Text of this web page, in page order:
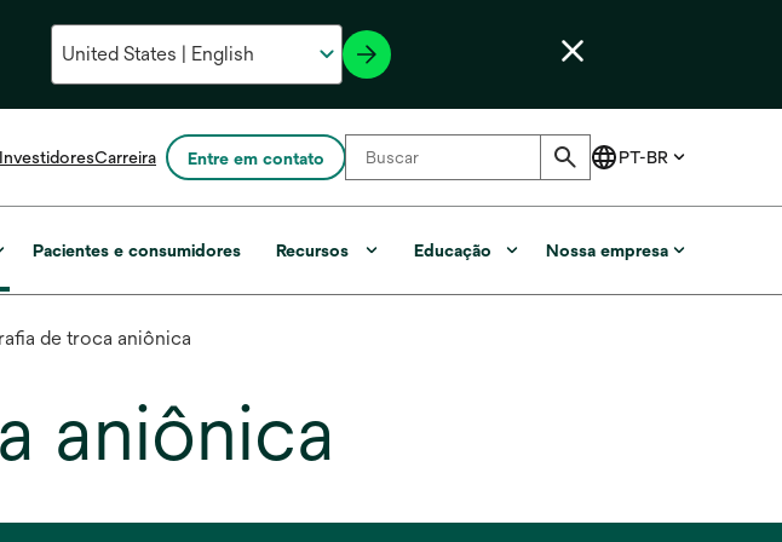
Investidoresabre
uma
guia
Carreira Entre em contato
Pacientes e consumidores Recursos Educação Nossa empresa
de troca aniônica
aniônica